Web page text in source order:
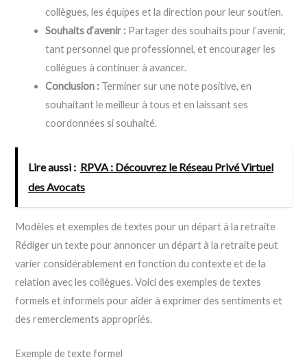
collègues, les équipes et la direction pour leur soutien.
Souhaits d’avenir : Partager des souhaits pour l’avenir,
tant personnel que professionnel, et encourager les
collègues à continuer à avancer.
Conclusion : Terminer sur une note positive, en
souhaitant le meilleur à tous et en laissant ses
coordonnées si souhaité.
Lire aussi : RPVA : Découvrez le Réseau Privé Virtuel
des Avocats
Modèles et exemples de textes pour un départ à la retraite
Rédiger un texte pour annoncer un départ à la retraite peut
varier considérablement en fonction du contexte et de la
relation avec les collègues. Voici des exemples de textes
formels et informels pour aider à exprimer des sentiments et
des remerciements appropriés.
Exemple de texte formel